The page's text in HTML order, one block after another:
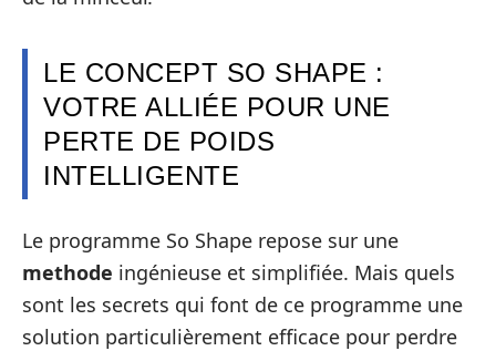
LE CONCEPT SO SHAPE :
VOTRE ALLIÉE POUR UNE
PERTE DE POIDS
INTELLIGENTE
Le programme So Shape repose sur une
methode ingénieuse et simplifiée. Mais quels
sont les secrets qui font de ce programme une
solution particulièrement efficace pour perdre